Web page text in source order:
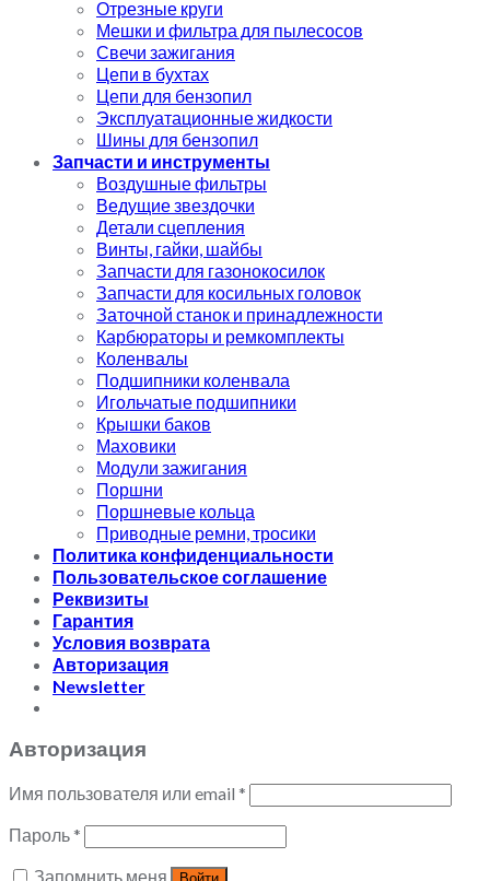
Отрезные круги
Мешки и фильтра для пылесосов
Свечи зажигания
Цепи в бухтах
Цепи для бензопил
Эксплуатационные жидкости
Шины для бензопил
Запчасти и инструменты
Воздушные фильтры
Ведущие звездочки
Детали сцепления
Винты, гайки, шайбы
Запчасти для газонокосилок
Запчасти для косильных головок
Заточной станок и принадлежности
Карбюраторы и ремкомплекты
Коленвалы
Подшипники коленвала
Игольчатые подшипники
Крышки баков
Маховики
Модули зажигания
Поршни
Поршневые кольца
Приводные ремни, тросики
Политика конфиденциальности
Пользовательское соглашение
Реквизиты
Гарантия
Условия возврата
Авторизация
Newsletter
Авторизация
Имя пользователя или email *
Пароль*
Запомнить меня